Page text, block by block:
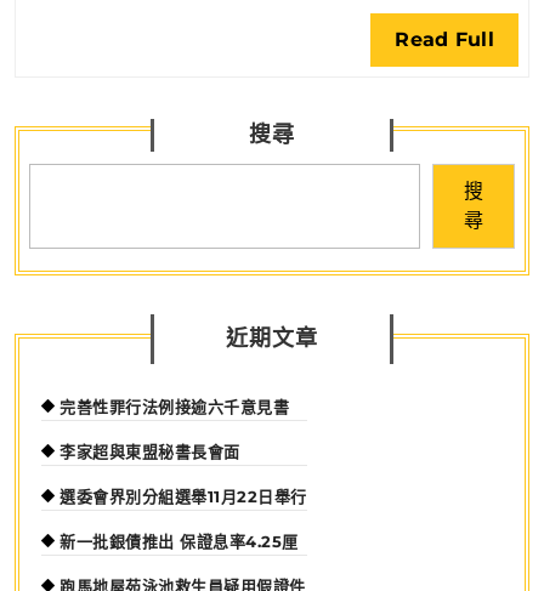
運
航
習
劃
Read Full
Full
搜尋
搜
尋
近期文章
完善性罪行法例接逾六千意見書
李家超與東盟秘書長會面
選委會界別分組選舉11月22日舉行
新一批銀債推出 保證息率4.25厘
跑馬地屋苑泳池救生員疑用假證件